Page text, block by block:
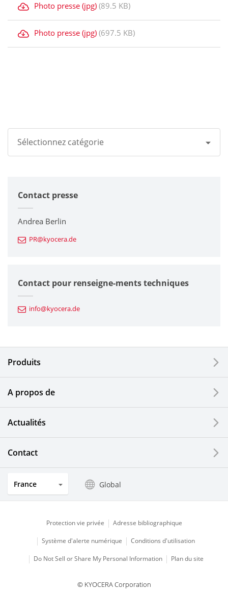
Photo presse (jpg) (89.5 KB)
Photo presse (jpg) (697.5 KB)
Sélectionnez catégorie
Groupe Kyocera
Imprimantes / Multifonctions
Composants en céramique fine
Composants automobiles
Composants électroniques
Composants optiques
Ecrans LCD et solutions tactiles
Systèmes électriques solaires
Produits de cuisine
Contact presse
Andrea Berlin
PR@kyocera.de
Contact pour renseigne-ments techniques
info@kyocera.de
Produits
A propos de
Actualités
Contact
France Global
Protection vie privée Adresse bibliographique
Système d'alerte numérique Conditions d'utilisation
Do Not Sell or Share My Personal Information Plan du site
© KYOCERA Corporation